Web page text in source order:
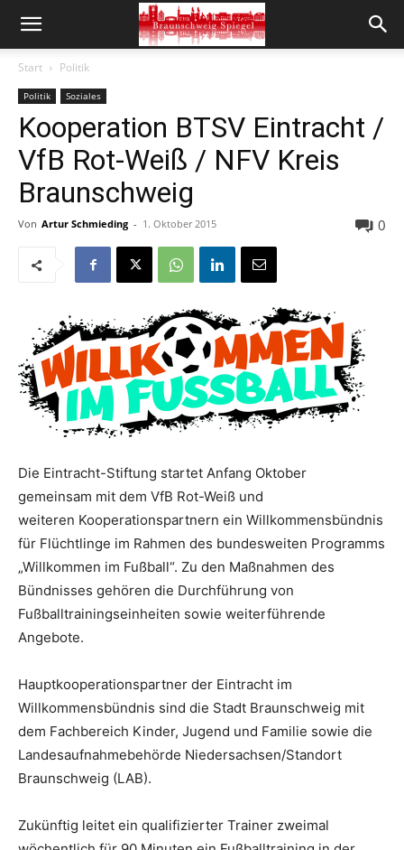
Start Politik
Politik Soziales
Kooperation BTSV Eintracht /
VfB Rot-Weiß / NFV Kreis
Braunschweig
Von Artur Schmieding - 1. Oktober 2015 0
Die Eintracht-Stiftung startet Anfang Oktober
gemeinsam mit dem VfB Rot-Weiß und
weiteren Kooperationspartnern ein Willkommensbündnis
für Flüchtlinge im Rahmen des bundesweiten Programms
„Willkommen im Fußball“. Zu den Maßnahmen des
Bündnisses gehören die Durchführung von
Fußballtrainingseinheiten sowie weiterführende
Angebote.
Hauptkooperationspartner der Eintracht im
Willkommensbündnis sind die Stadt Braunschweig mit
dem Fachbereich Kinder, Jugend und Familie sowie die
Landesaufnahmebehörde Niedersachsen/Standort
Braunschweig (LAB).
Zukünftig leitet ein qualifizierter Trainer zweimal